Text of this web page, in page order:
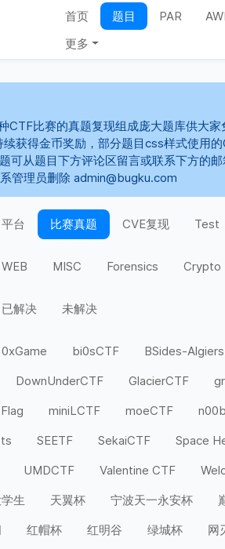
首页 题目 PAR
更多
CTF比赛的真题复现组成庞大题库供大
获得金币奖励，部分题目css样式使用
可从题目下方评论区留言或联系下方的
管理员删除 admin@bugku.com
平台 比赛真题 CVE复现 Test
WEB MISC Forensics Crypto
已解决 未解决
0xGame bi0sCTF
BSides-Algiers
DownUnderCTF GlacierCTF
miniLCTF moeCTF
SEETF SekaiCTF
Space
UMDCTF Valentine CTF
生
天翼杯 宁波天一永安杯
红帽杯 红明谷 绿城杯
网